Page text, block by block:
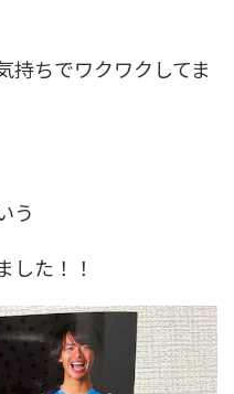
持ちでワクワクしてま
う
した！！